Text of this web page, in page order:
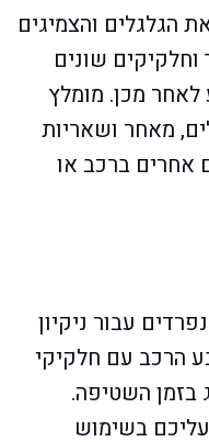
הגלגלים והצמיגים
שונים
מכן. מומלץ
מאחר ושאריות
אחרים ברכב או
עבור ניקיון
הרכב עם חלקיקי
בזמן השטיפה.
בשימוש